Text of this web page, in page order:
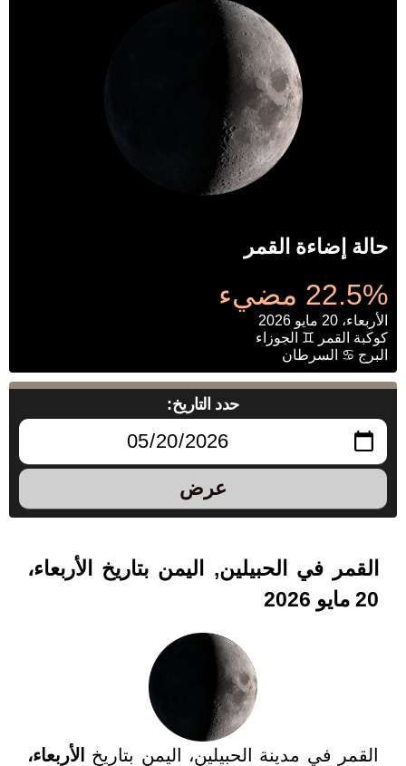
حالة إضاءة القمر
22.5% مضيء
الأربعاء، 20 مايو 2026
كوكبة القمر ♊ الجوزاء
البرج ♋ السرطان
حدد التاريخ:
عرض
القمر في الحبيلين, اليمن بتاريخ الأربعاء،
20 مايو 2026
القمر في مدينة الحبيلين، اليمن بتاريخ
الأربعاء،